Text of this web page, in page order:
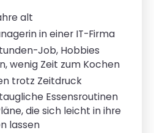
alt
in einer IT-Firma
Job, Hobbies
wenig Zeit zum Kochen
trotz Zeitdruck
Essensroutinen
die sich leicht in ihre
lassen